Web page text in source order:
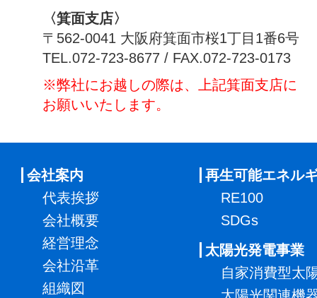
〈箕面支店〉
〒562-0041 大阪府箕面市桜1丁目1番6号
TEL.072-723-8677 / FAX.072-723-0173
※弊社にお越しの際は、上記箕面支店に
お願いいたします。
会社案内
代表挨拶
会社概要
経営理念
会社沿革
組織図
再生可能エネル
RE100
SDGs
太陽光発電事業
自家消費型太